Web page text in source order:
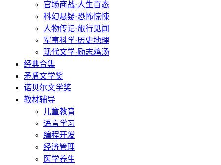
官场商战·人生百态
科幻悬疑·恐怖惊悚
人物传记·旅行见闻
军事科学·历史地理
现代文学·励志鸡汤
经典合集
矛盾文学奖
诺贝尔文学奖
教材辅导
儿童教育
语言学习
编程开发
经济管理
医学养生